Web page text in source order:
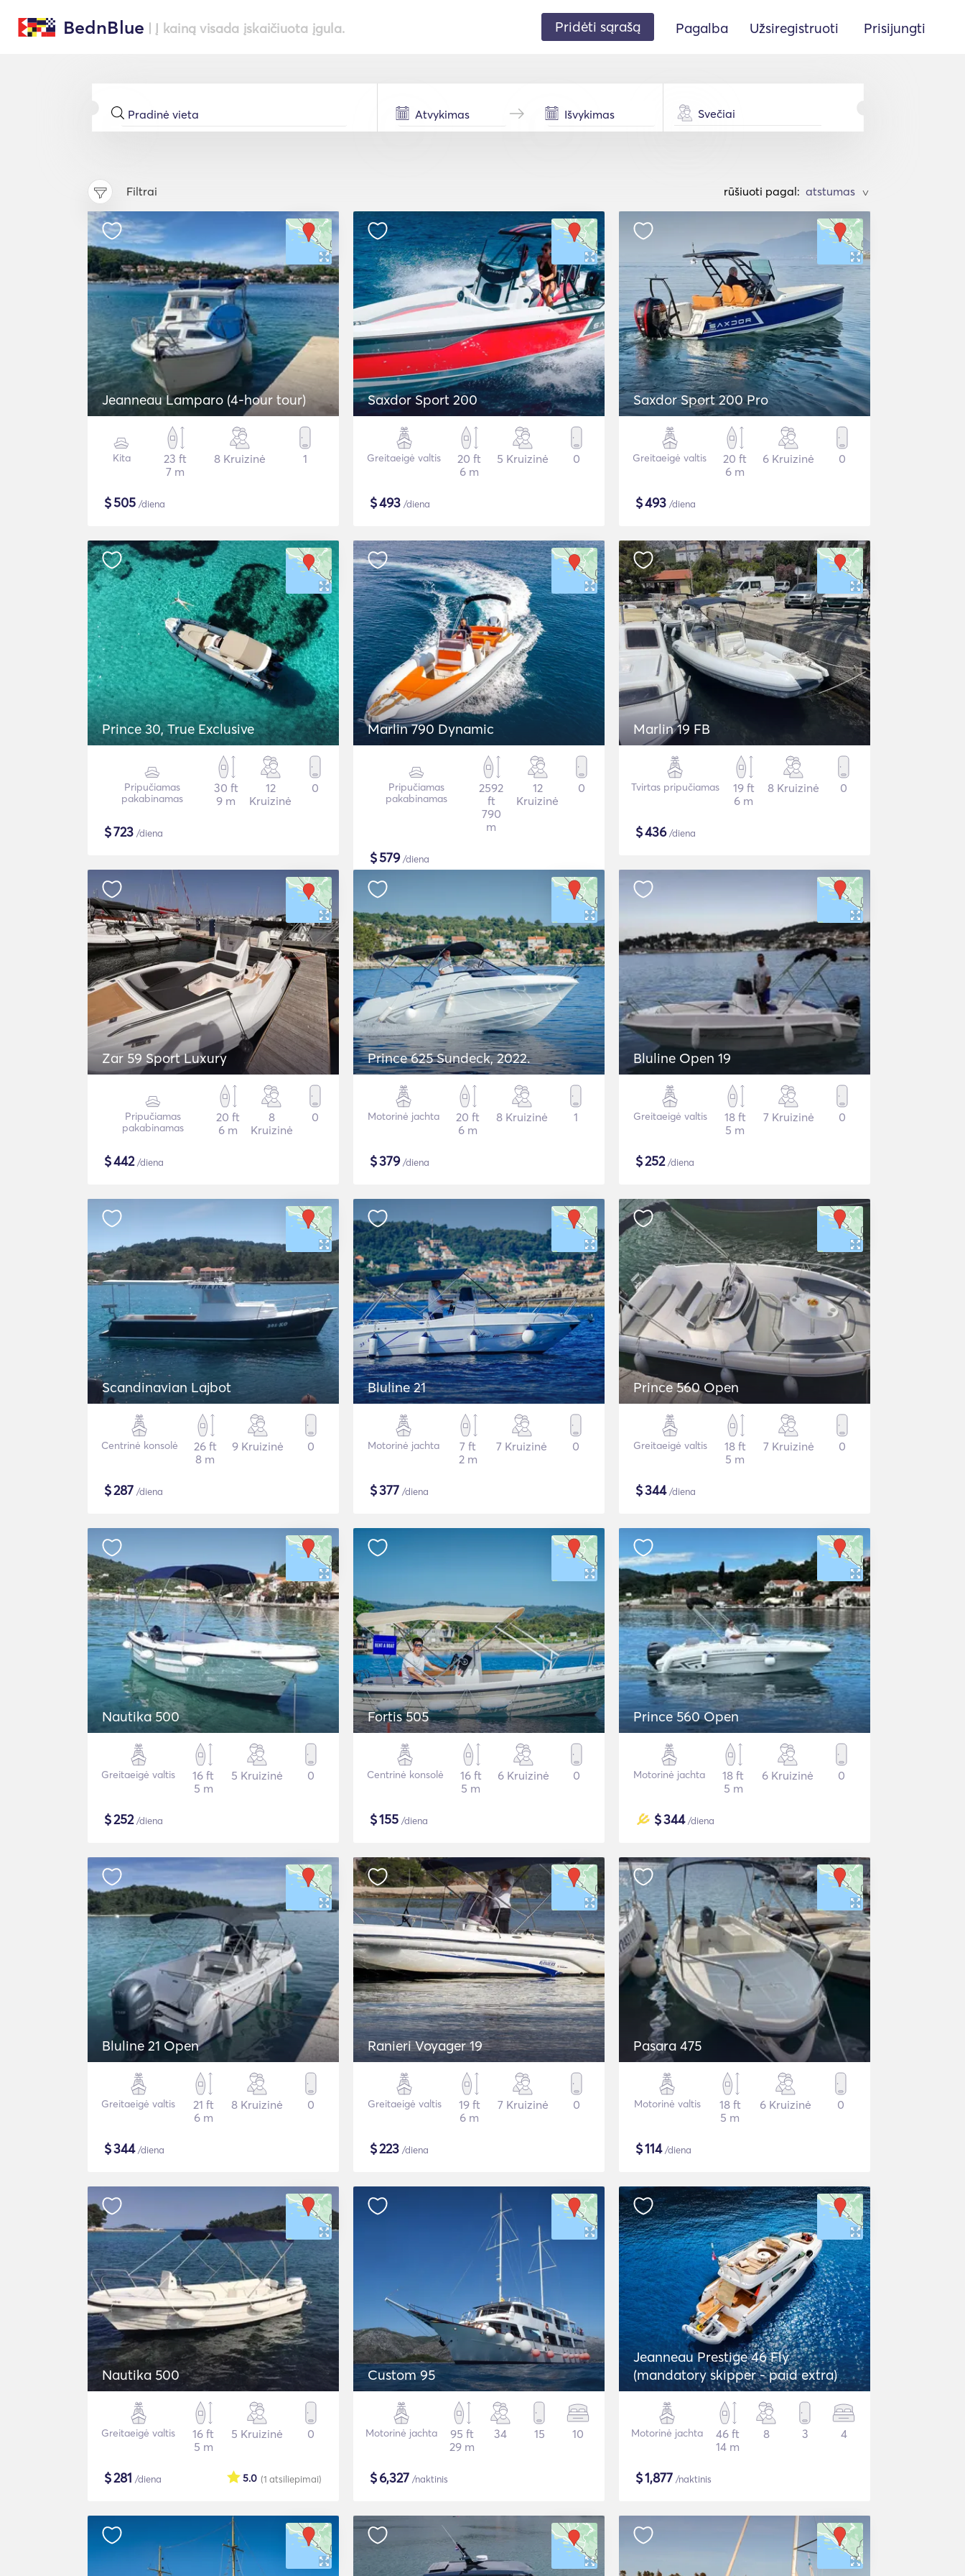
BednBlue | Į kainą visada įskaičiuota įgula. Pridėti sąrašą Pagalba Užsiregistruoti Prisijungti
Svečiai
Filtrai rūšiuoti pagal: >
Jeanneau Lamparo (4-hour tour)
Kita
23 ft
7 m
8 Kruizinė 1
$505 /diena
Saxdor Sport 200
Greitaeigė valtis
20 ft
6 m
5 Kruizinė 0
$493 /diena
Saxdor Sport 200 Pro
Greitaeigė valtis
20 ft
6 m
6 Kruizinė 0
$493 /diena
Prince 30, True Exclusive
Pripučiamas
pakabinamas
30 ft
9 m
12
Kruizinė
0
$723 /diena
Marlin 790 Dynamic
Pripučiamas
pakabinamas
2592
ft
790
m
12
Kruizinė
0
$579/diena
Marlin 19 FB
Tvirtas pripučiamas
19 ft
6 m
8 Kruizinė 0
$436/diena
Zar 59 Sport Luxury
Pripučiamas
pakabinamas
20 ft
6 m
8
Kruizinė
0
$442/diena
Prince 625 Sundeck, 2022.
Motorinė jachta
20 ft
6 m
8 Kruizinė 1
$379/diena
Bluline Open 19
Greitaeigė valtis
18 ft
5 m
7 Kruizinė 0
$252/diena
Scandinavian Lajbot
Centrinė konsolė
26 ft
8 m
9 Kruizinė 0
$287 /diena
Bluline 21
Motorinė jachta
7 ft
2 m
7 Kruizinė 0
$377 /diena
Prince 560 Open
Greitaeigė valtis
18 ft
5 m
7 Kruizinė 0
$344/diena
Nautika 500
Greitaeigė valtis
16 ft
5 m
5 Kruizinė 0
$252/diena
Fortis 505
Centrinė konsolė
16 ft
5 m
6 Kruizinė 0
$155 /diena
Prince 560 Open
Motorinė jachta
18 ft
5 m
6 Kruizinė 0
$344/diena
Bluline 21 Open
Greitaeigė valtis
21 ft
6 m
8 Kruizinė 0
$344/diena
Ranieri Voyager 19
Greitaeigė valtis
19 ft
6 m
7 Kruizinė 0
$223 /diena
Pasara 475
Motorinė valtis
18 ft
5 m
6 Kruizinė 0
$114/diena
Nautika 500
Greitaeigė valtis
16 ft
5 m
5 Kruizinė 0
$281 /diena (1 atsiliepimai)
5.0
Custom 95
Motorinė jachta
95 ft
29 m
34 15 10
$6,327 /naktinis
Jeanneau Prestige 46 Fly
(mandatory skipper - paid extra)
Motorinė jachta
46 ft
14 m
8 3 4
$1,877 /naktinis